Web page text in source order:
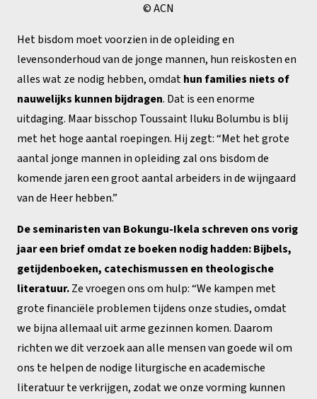
© ACN
Het bisdom moet voorzien in de opleiding en
levensonderhoud van de jonge mannen, hun reiskosten en
alles wat ze nodig hebben, omdathun families niets of
nauwelijks kunnen bijdragen. Dat is een enorme
uitdaging. Maar bisschop Toussaint Iluku Bolumbu is blij
met het hoge aantal roepingen. Hij zegt: “Met het grote
aantal jonge mannen in opleiding zal ons bisdom de
komende jaren een groot aantal arbeiders in de wijngaard
van de Heer hebben.”
De seminaristen van Bokungu-Ikela schreven ons vorig
jaar een brief omdat ze boeken nodig hadden: Bijbels,
getijdenboeken, catechismussen en theologische
literatuur.Ze vroegen ons om hulp: “We kampen met
grote financiële problemen tijdens onze studies, omdat
we bijna allemaal uit arme gezinnen komen. Daarom
richten we dit verzoek aan alle mensen van goede wil om
ons te helpen de nodige liturgische en academische
literatuur te verkrijgen, zodat we onze vorming kunnen